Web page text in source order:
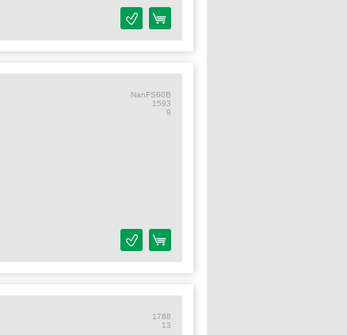
NanFS60B
1593
9
1788
13